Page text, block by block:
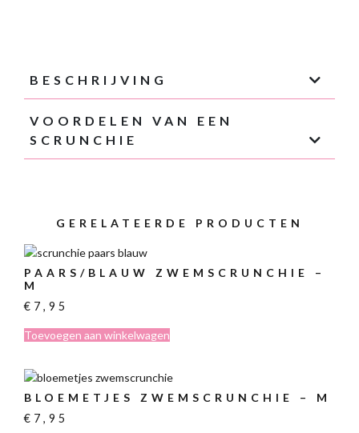
BESCHRIJVING
VOORDELEN VAN EEN
SCRUNCHIE
GERELATEERDE PRODUCTEN
PAARS/BLAUW ZWEMSCRUNCHIE –
M
€ 7,95
Toevoegen aan winkelwagen
BLOEMETJES ZWEMSCRUNCHIE – M
€ 7,95